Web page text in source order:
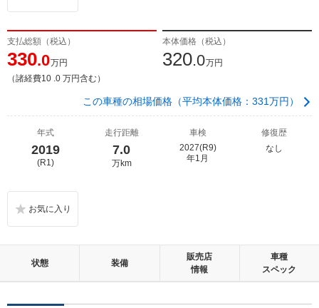
支払総額（税込）
330.0万円
（諸経費10 .0 万円含む）
本体価格（税込）
320.0万円
この車種の相場価格（平均本体価格：331万円）
年式
2019
(R1)
走行距離
7.0
万km
車検
2027(R9)
年1月
修復歴
なし
状態 装備
販売店
情報
車種
スペック